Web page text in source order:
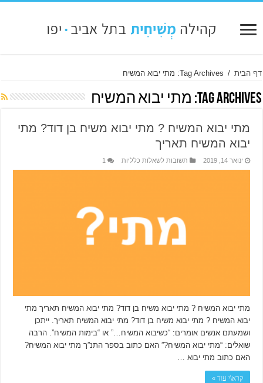
דף הבית / Tag Archives: מתי יבוא המשיח
Tag Archives: מתי יבוא המשיח
מתי יבוא המשיח ? מתי יבוא משיח בן דוד? מתי
יבוא המשיח תאריך
ינואר 14, 2019 תשובות לשאלות כלליות 1
מתי יבוא המשיח ? מתי יבוא משיח בן דוד? מתי יבוא המשיח תאריך מתי
יבוא המשיח ? מתי יבוא משיח בן דוד? מתי יבוא המשיח תאריך. ייתכן
ושמעתם אנשים אומרים: “כשיבוא המשיח…” או “בימות המשיח”. הרבה
שואלים: “מתי יבוא המשיח?” האם כתוב בספר התנ”ך מתי יבוא המשיח?
האם כתוב מתי יבוא …
קרא\י עוד »